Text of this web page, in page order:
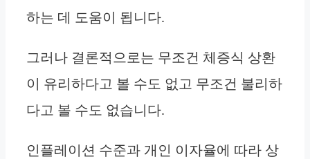
하는 데 도움이 됩니다.
그러나 결론적으로는 무조건 체증식 상환
이 유리하다고 볼 수도 없고 무조건 불리하
다고 볼 수도 없습니다.
인플레이션 수준과 개인 이자율에 따라 상